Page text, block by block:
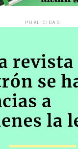
PUBLICIDAD